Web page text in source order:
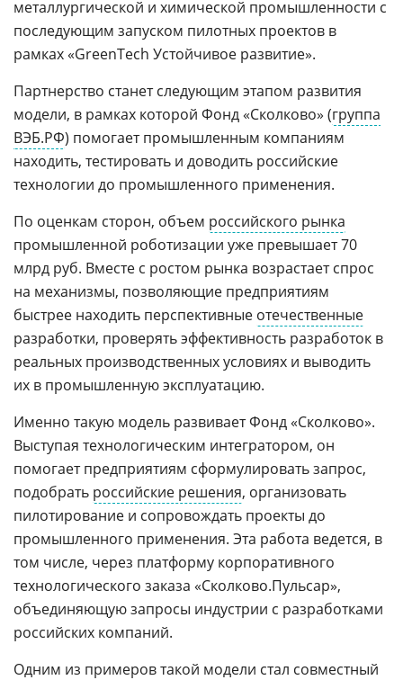
металлургической и химической промышленности с
последующим запуском пилотных проектов в
рамках «GreenTech Устойчивое развитие».
Партнерство станет следующим этапом развития
модели, в рамках которой Фонд «Сколково» (группа
ВЭБ.РФ) помогает промышленным компаниям
находить, тестировать и доводить российские
технологии до промышленного применения.
По оценкам сторон, объем российского рынка
промышленной роботизации уже превышает 70
млрд руб. Вместе с ростом рынка возрастает спрос
на механизмы, позволяющие предприятиям
быстрее находить перспективные отечественные
разработки, проверять эффективность разработок в
реальных производственных условиях и выводить
их в промышленную эксплуатацию.
Именно такую модель развивает Фонд «Сколково».
Выступая технологическим интегратором, он
помогает предприятиям сформулировать запрос,
подобрать российские решения, организовать
пилотирование и сопровождать проекты до
промышленного применения. Эта работа ведется, в
том числе, через платформу корпоративного
технологического заказа «Сколково.Пульсар»,
объединяющую запросы индустрии с разработками
российских компаний.
Одним из примеров такой модели стал совместный